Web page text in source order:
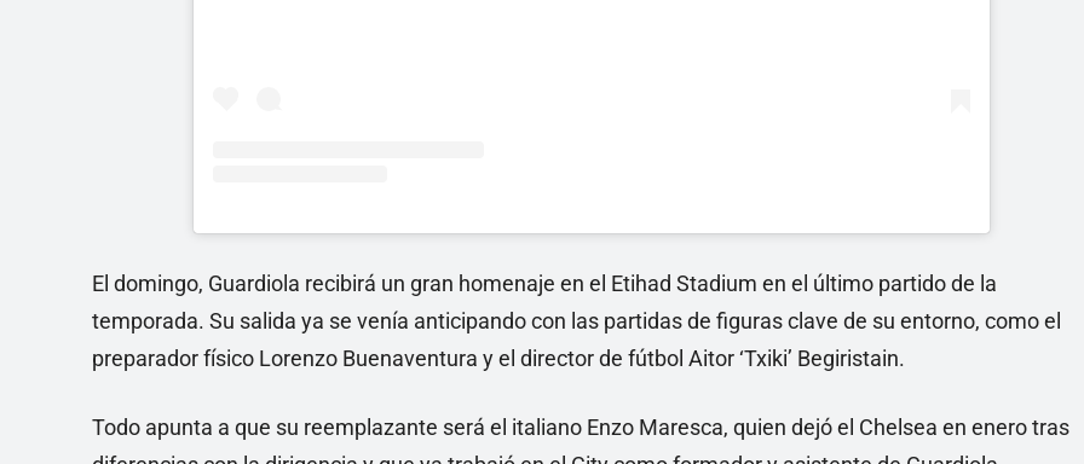
El domingo, Guardiola recibirá un gran homenaje en el Etihad Stadium en el último partido de la
temporada. Su salida ya se venía anticipando con las partidas de figuras clave de su entorno, como el
preparador físico Lorenzo Buenaventura y el director de fútbol Aitor ‘Txiki’ Begiristain.
Todo apunta a que su reemplazante será el italiano Enzo Maresca, quien dejó el Chelsea en enero tras